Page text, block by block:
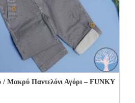
/ Μακρύ Παντελόνι Αγόρι – FUNKY